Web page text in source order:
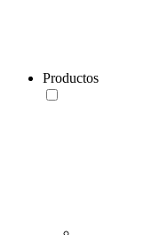
Productos